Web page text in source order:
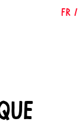
FR /